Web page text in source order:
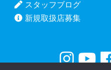
スタッフブログ
新規取扱店募集